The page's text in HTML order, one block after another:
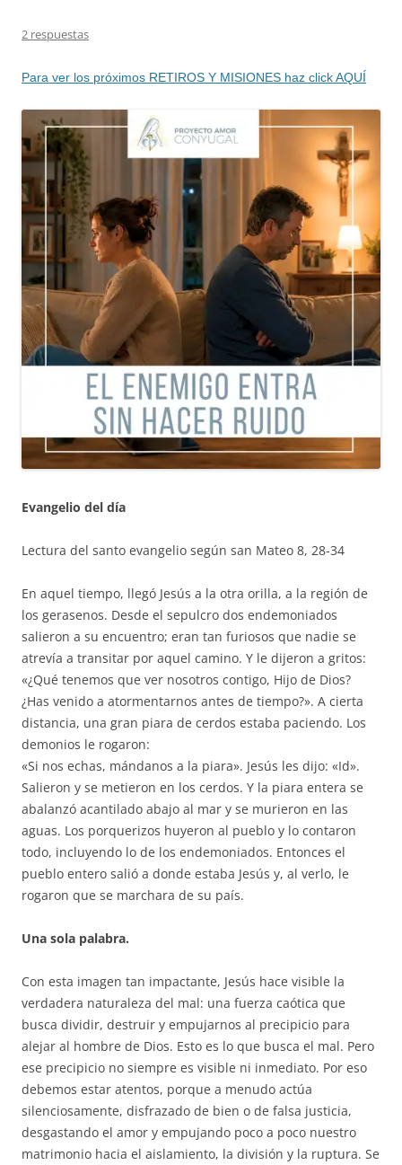
2 respuestas
Para ver los próximos RETIROS Y MISIONES haz click AQUÍ
Evangelio del día
Lectura del santo evangelio según san Mateo 8, 28-34
En aquel tiempo, llegó Jesús a la otra orilla, a la región de
los gerasenos. Desde el sepulcro dos endemoniados
salieron a su encuentro; eran tan furiosos que nadie se
atrevía a transitar por aquel camino. Y le dijeron a gritos:
«¿Qué tenemos que ver nosotros contigo, Hijo de Dios?
¿Has venido a atormentarnos antes de tiempo?». A cierta
distancia, una gran piara de cerdos estaba paciendo. Los
demonios le rogaron:
«Si nos echas, mándanos a la piara». Jesús les dijo: «Id».
Salieron y se metieron en los cerdos. Y la piara entera se
abalanzó acantilado abajo al mar y se murieron en las
aguas. Los porquerizos huyeron al pueblo y lo contaron
todo, incluyendo lo de los endemoniados. Entonces el
pueblo entero salió a donde estaba Jesús y, al verlo, le
rogaron que se marchara de su país.
Una sola palabra.
Con esta imagen tan impactante, Jesús hace visible la
verdadera naturaleza del mal: una fuerza caótica que
busca dividir, destruir y empujarnos al precipicio para
alejar al hombre de Dios. Esto es lo que busca el mal. Pero
ese precipicio no siempre es visible ni inmediato. Por eso
debemos estar atentos, porque a menudo actúa
silenciosamente, disfrazado de bien o de falsa justicia,
desgastando el amor y empujando poco a poco nuestro
matrimonio hacia el aislamiento, la división y la ruptura. Se